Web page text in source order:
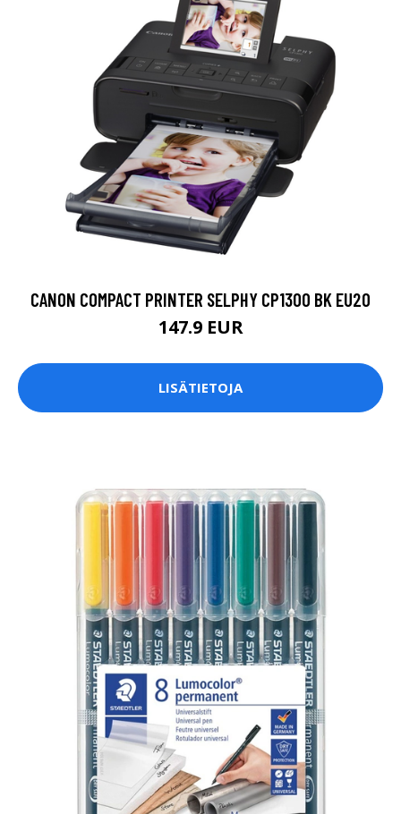
CANON COMPACT PRINTER SELPHY CP1300 BK EU20
147.9 EUR
LISÄTIETOJA